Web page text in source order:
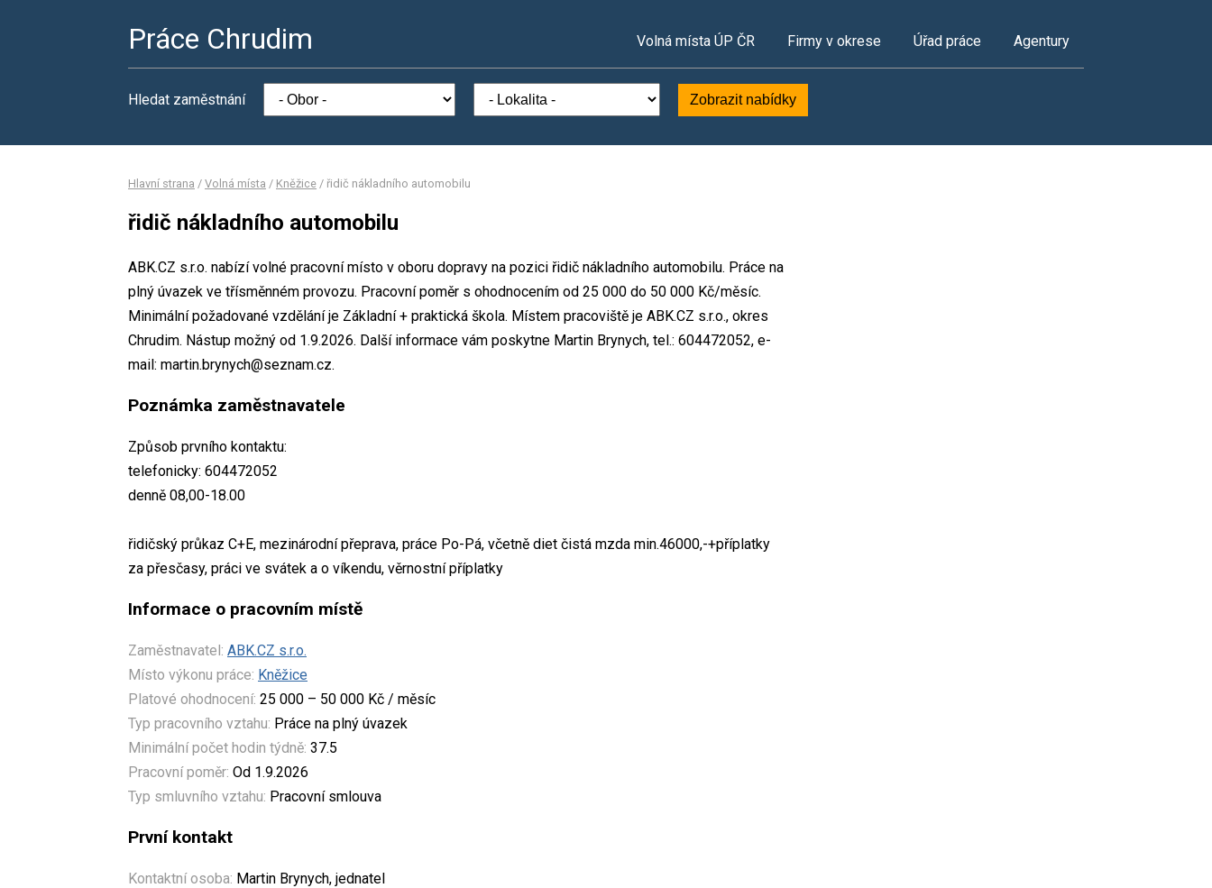
Práce Chrudim Volná místa ÚP ČR Firmy v okrese Úřad práce Agentury
Hledat zaměstnání Zobrazit nabídky
Hlavní strana / Volná místa / Kněžice / řidič nákladního automobilu
řidič nákladního automobilu
ABK.CZ s.r.o. nabízí volné pracovní místo v oboru dopravy na pozici řidič nákladního automobilu. Práce na
plný úvazek ve třísměnném provozu. Pracovní poměr s ohodnocením od 25 000 do 50 000 Kč/měsíc.
Minimální požadované vzdělání je Základní + praktická škola. Místem pracoviště je ABK.CZ s.r.o., okres
Chrudim. Nástup možný od 1.9.2026. Další informace vám poskytne Martin Brynych, tel.: 604472052, e-
mail: martin.brynych@seznam.cz.
Poznámka zaměstnavatele
Způsob prvního kontaktu:
telefonicky: 604472052
denně 08,00-18.00
řidičský průkaz C+E, mezinárodní přeprava, práce Po-Pá, včetně diet čistá mzda min.46000,-+příplatky
za přesčasy, práci ve svátek a o víkendu, věrnostní příplatky
Informace o pracovním místě
Zaměstnavatel: ABK.CZ s.r.o.
Místo výkonu práce: Kněžice
Platové ohodnocení: 25 000 – 50 000 Kč / měsíc
Typ pracovního vztahu: Práce na plný úvazek
Minimální počet hodin týdně: 37.5
Pracovní poměr: Od 1.9.2026
Typ smluvního vztahu: Pracovní smlouva
První kontakt
Kontaktní osoba: Martin Brynych, jednatel